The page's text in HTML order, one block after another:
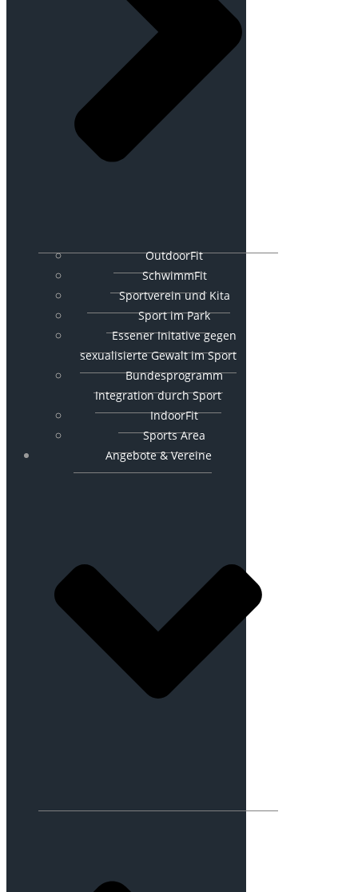
OutdoorFit
SchwimmFit
Sportverein und Kita
Sport im Park
Essener Initative gegen
sexualisierte Gewalt im Sport
Bundesprogramm
Integration durch Sport
IndoorFit
Sports Area
Angebote & Vereine